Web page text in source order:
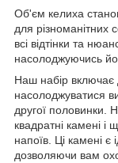
Об'єм келиха
для різноманітних
всі відтінки та
насолоджуючись
Наш набір
насолоджуватися
другої половинки.
квадратні камені
напоїв. Ці камені
дозволяючи вам